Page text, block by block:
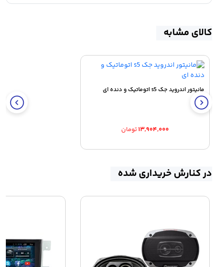
کالای مشابه
مانیتور اندروید جک s5 اتوماتیک و دنده ای
۱۳,۹۰۴,۰۰۰تومان
در کنارش خریداری شده